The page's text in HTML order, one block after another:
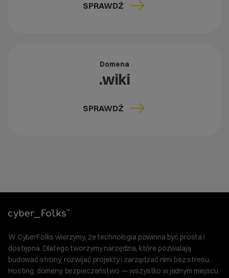
SPRAWDŹ
Domena
.wiki
SPRAWDŹ
W CyberFolks wierzymy, że technologia powinna być prosta i
dostępna. Dlatego tworzymy narzędzia, które pozwalają
budować strony, rozwijać projekty i zarządzać nimi bez stresu.
Hosting, domeny, bezpieczeństwo — wszystko w jednym miejscu.